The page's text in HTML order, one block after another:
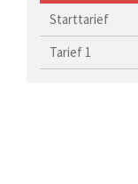
Starttarief
Tarief 1